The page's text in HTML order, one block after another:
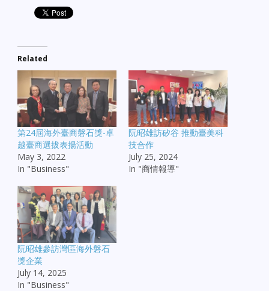
Related
第24屆海外臺商磐石獎-卓
越臺商選拔表揚活動
May 3, 2022
In "Business"
阮昭雄訪矽谷 推動臺美科
技合作
July 25, 2024
In "商情報導"
阮昭雄參訪灣區海外磐石
獎企業
July 14, 2025
In "Business"